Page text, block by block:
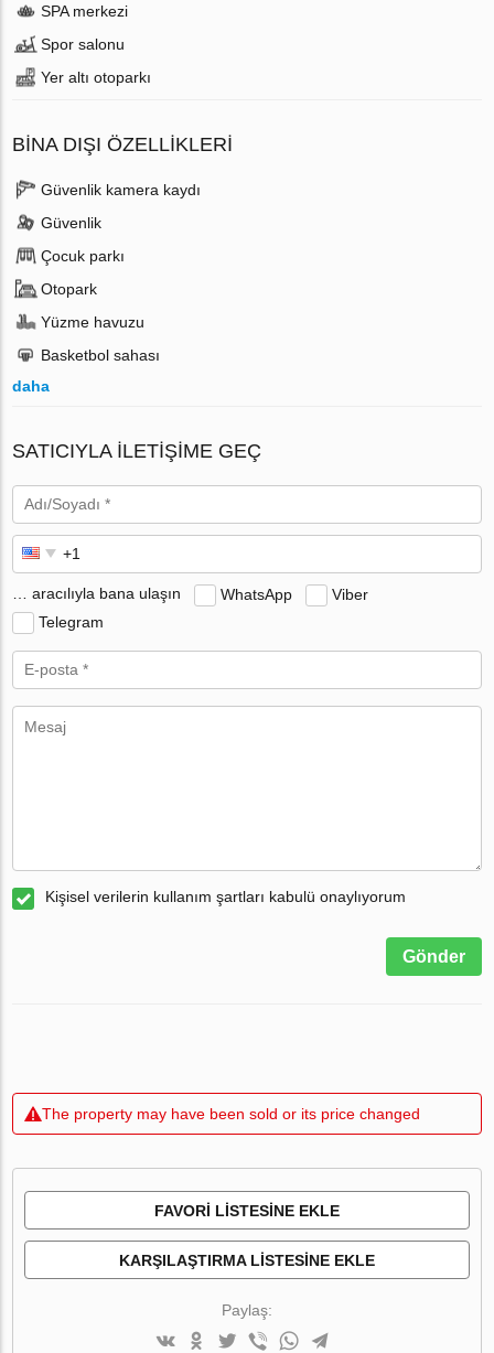
SPA merkezi
Spor salonu
Yer altı otoparkı
BINA DIŞI ÖZELLIKLERI
Güvenlik kamera kaydı
Güvenlik
Çocuk parkı
Otopark
Yüzme havuzu
Basketbol sahası
daha
SATICIYLA ILETIŞIME GEÇ
… aracılıyla bana ulaşın WhatsApp
Viber
Telegram
Kişisel verilerin kullanım şartları kabulü onaylıyorum
Gönder
The property may have been sold or its price changed
FAVORI LISTESINE EKLE
KARŞILAŞTIRMA LISTESINE EKLE
Paylaş: